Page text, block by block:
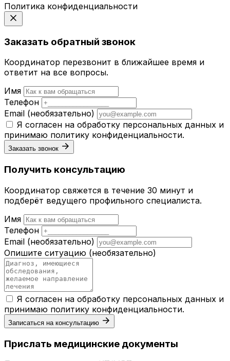
Политика конфиденциальности
Заказать обратный звонок
Координатор перезвонит в ближайшее время и
ответит на все вопросы.
Имя
Телефон
Email (необязательно)
Я согласен на обработку персональных данных и
принимаю политику конфиденциальности.
Заказать звонок
Получить консультацию
Координатор свяжется в течение 30 минут и
подберёт ведущего профильного специалиста.
Имя
Телефон
Email (необязательно)
Опишите ситуацию (необязательно)
Я согласен на обработку персональных данных и
принимаю политику конфиденциальности.
Записаться на консультацию
Прислать медицинские документы